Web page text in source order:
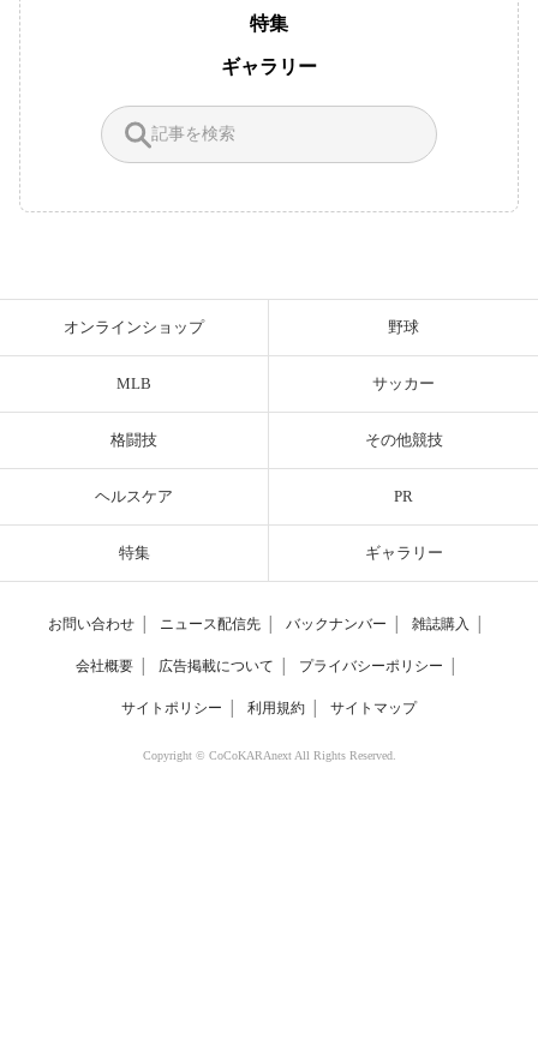
特集
ギャラリー
オンラインショップ 野球
MLB サッカー
格闘技 その他競技
ヘルスケア PR
特集 ギャラリー
お問い合わせ ニュース配信先 バックナンバー 雑誌購入
会社概要 広告掲載について プライバシーポリシー
サイトポリシー 利用規約 サイトマップ
Copyright © CoCoKARAnext All Rights Reserved.